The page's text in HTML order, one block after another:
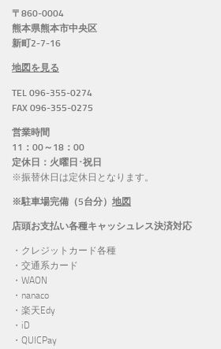
〒860-0004
熊本県熊本市中央区
新町2-7-16
地図を見る
TEL 096-355-0274
FAX 096-355-0275
営業時間
11：00～18：00
定休日：火曜日･祝日
※振替休日は定休日となります。
※駐車場完備（5台分） 地図
店頭お支払い各種キャッシュレス決済対応
・クレジットカード各種
・交通系カード
・WAON
・nanaco
・楽天Edy
・iD
・QUICPay